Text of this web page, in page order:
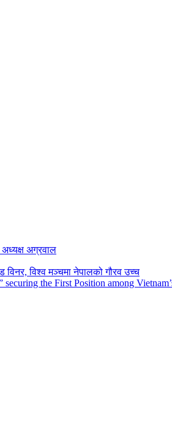
अध्यक्ष अग्रवाल
विश्व मञ्चमा नेपालको गौरव उच्च
the First Position among